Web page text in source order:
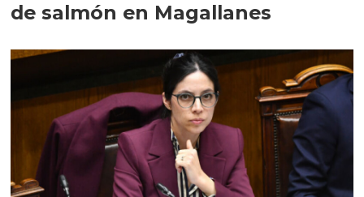
de salmón en Magallanes